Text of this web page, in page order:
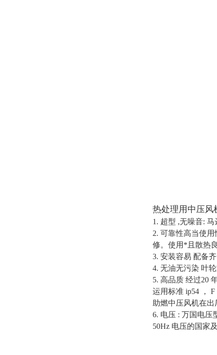
热处理用中压风
1. 超型 ,无噪音:
2. 可靠性高当使
修。使用*且散热
3. 安装容易 配备
4. 无油无污染 叶
5. 高品质 经过20
运用标准 ip54 ，
助燃中压风机在
6. 电压 : 万国电压
50Hz 电压的国家